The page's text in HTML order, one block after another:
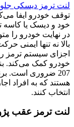
لنت ترمز دیسکی جلو پژو 207
توقف خودرو ایفا
خود و دیسک یا
در نهایت خودرو را
بالا نه تنها ایمنی
اجزای سیستم ترمز
خودرو کمک می‌کند.
207 ضروری است.
هستند که به افراد
انتخاب کنند.
لنت ترمز عقب پژو